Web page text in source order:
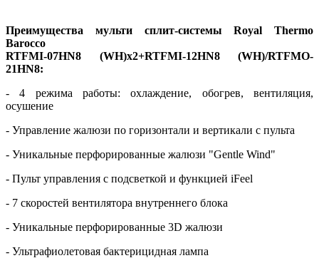
Преимущества мульти сплит-системы Royal Thermo
Barocco
RTFMI-07HN8 (WH)х2+RTFMI-12HN8 (WH)/RTFMO-
21HN8:
- 4 режима работы: охлаждение, обогрев, вентиляция,
осушение
- Управление жалюзи по горизонтали и вертикали с пульта
- Уникальные перфорированные жалюзи "Gentle Wind"
- Пульт управления с подсветкой и функцией iFeel
- 7 скоростей вентилятора внутреннего блока
- Уникальные перфорированные 3D жалюзи
- Ультрафиолетовая бактерицидная лампа